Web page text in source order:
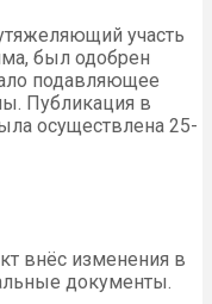
участь
был одобрен
подавляющее
Публикация в
осуществлена 25-
внёс изменения в
документы.